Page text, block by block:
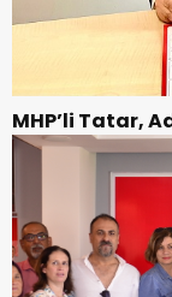
MHP’li Tatar,